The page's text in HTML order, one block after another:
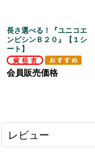
長さ選べる！『ユニコエ
ンピシンＢ２０』【１シ
ート】
会員販売価格
レビュー